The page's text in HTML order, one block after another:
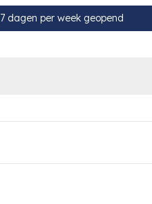
7 dagen per week geopend